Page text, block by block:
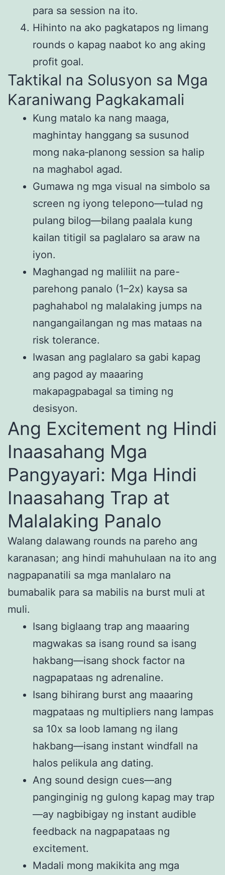
para sa session na ito.
Hihinto na ako pagkatapos ng limang
rounds o kapag naabot ko ang aking
profit goal.
Taktikal na Solusyon sa Mga
Karaniwang Pagkakamali
Kung matalo ka nang maaga,
maghintay hanggang sa susunod
mong naka‑planong session sa halip
na maghabol agad.
Gumawa ng mga visual na simbolo sa
screen ng iyong telepono—tulad ng
pulang bilog—bilang paalala kung
kailan titigil sa paglalaro sa araw na
iyon.
Maghangad ng maliliit na pare-
parehong panalo (1–2x) kaysa sa
paghahabol ng malalaking jumps na
nangangailangan ng mas mataas na
risk tolerance.
Iwasan ang paglalaro sa gabi kapag
ang pagod ay maaaring
makapagpabagal sa timing ng
desisyon.
Ang Excitement ng Hindi
Inaasahang Mga
Pangyayari: Mga Hindi
Inaasahang Trap at
Malalaking Panalo
Walang dalawang rounds na pareho ang
karanasan; ang hindi mahuhulaan na ito ang
nagpapanatili sa mga manlalaro na
bumabalik para sa mabilis na burst muli at
muli.
Isang biglaang trap ang maaaring
magwakas sa isang round sa isang
hakbang—isang shock factor na
nagpapataas ng adrenaline.
Isang bihirang burst ang maaaring
magpataas ng multipliers nang lampas
sa 10x sa loob lamang ng ilang
hakbang—isang instant windfall na
halos pelikula ang dating.
Ang sound design cues—ang
panginginig ng gulong kapag may trap
—ay nagbibigay ng instant audible
feedback na nagpapataas ng
excitement.
Madali mong makikita ang mga